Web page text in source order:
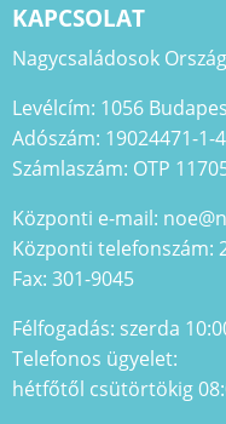
KAPCSOLAT
Nagycsaládosok
Levélcím: 1056
Adószám: 19024471-1-
Számlaszám: OTP
Központi e-mail:
Központi telefonszám:
Fax: 301-9045
Félfogadás: szerda
Telefonos ügyelet:
hétfőtől csütörtökig